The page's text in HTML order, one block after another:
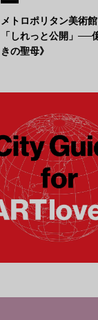
メトロポリタン美術
「しれっと公開」──
きの聖母》